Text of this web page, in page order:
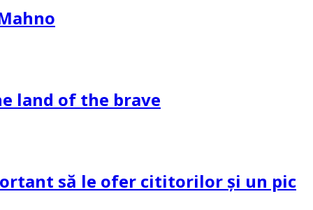
land of the brave
să le ofer cititorilor și un pic